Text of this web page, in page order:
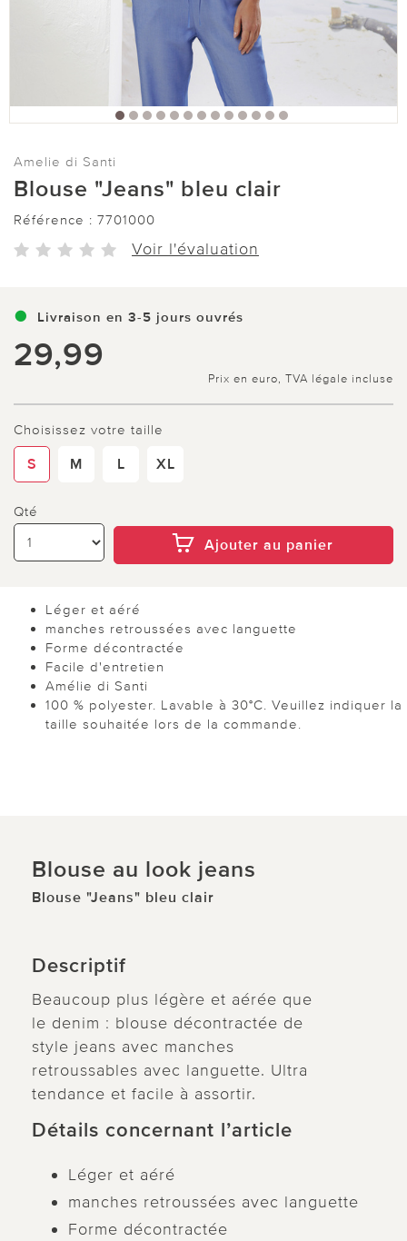
Amelie di Santi
Blouse "Jeans" bleu clair
Référence : 7701000
Voir l'évaluation
Livraison en 3-5 jours ouvrés
29,99
Prix en euro, TVA légale incluse
Choisissez votre taille
S M L XL
Qté
Ajouter au panier
Léger et aéré
manches retroussées avec languette
Forme décontractée
Facile d'entretien
Amélie di Santi
100 % polyester. Lavable à 30°C. Veuillez indiquer la
taille souhaitée lors de la commande.
Blouse au look jeans
Blouse "Jeans" bleu clair
Descriptif
Beaucoup plus légère et aérée que
le denim : blouse décontractée de
style jeans avec manches
retroussables avec languette. Ultra
tendance et facile à assortir.
Détails concernant l’article
Léger et aéré
manches retroussées avec languette
Forme décontractée